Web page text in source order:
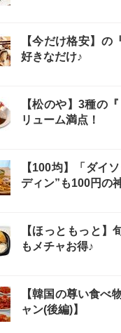
【今だけ格安】の
好きなだけ♪
【松のや】3種の
リューム満点！
【100均】「ダイ
ディン”も100円の
【ほっともっと】
もメチャお得♪
【韓国の尊い食べ
ャン(後編)】